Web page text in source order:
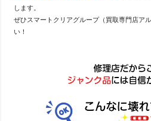
します。
ぜひスマートクリアグループ（買取専門店ア
い！